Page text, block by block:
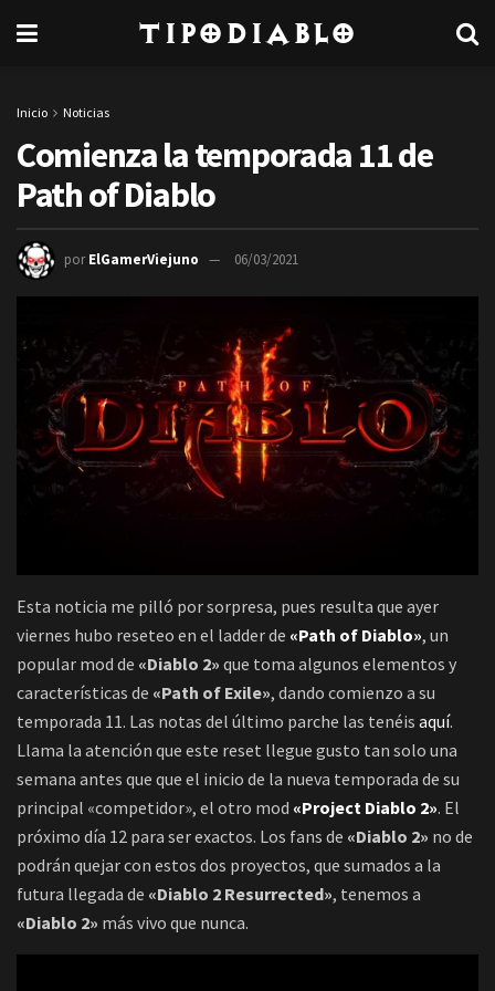
TipoDiablo
Inicio Noticias
Comienza la temporada 11 de
Path of Diablo
por ElGamerViejuno 06/03/2021
Esta noticia me pilló por sorpresa, pues resulta que ayer
viernes hubo reseteo en el ladder de «Path of Diablo», un
popular mod de «Diablo 2» que toma algunos elementos y
características de «Path of Exile», dando comienzo a su
temporada 11. Las notas del último parche las tenéis aquí.
Llama la atención que este reset llegue gusto tan solo una
semana antes que que el inicio de la nueva temporada de su
principal «competidor», el otro mod «Project Diablo 2». El
próximo día 12 para ser exactos. Los fans de «Diablo 2» no de
podrán quejar con estos dos proyectos, que sumados a la
futura llegada de «Diablo 2 Resurrected», tenemos a
«Diablo 2» más vivo que nunca.